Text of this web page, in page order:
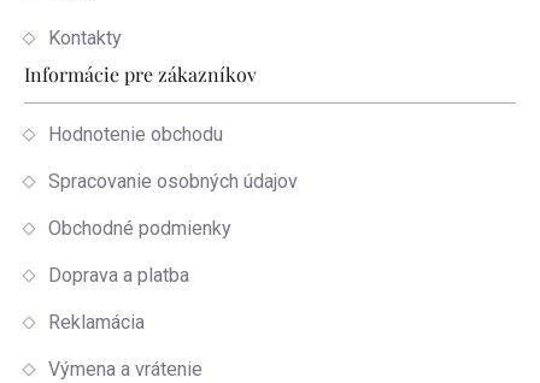
Kontakty
Informácie pre zákazníkov
Hodnotenie obchodu
Spracovanie osobných údajov
Obchodné podmienky
Doprava a platba
Reklamácia
Výmena a vrátenie